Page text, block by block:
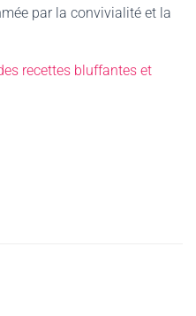
par la convivialité et la
recettes bluffantes et